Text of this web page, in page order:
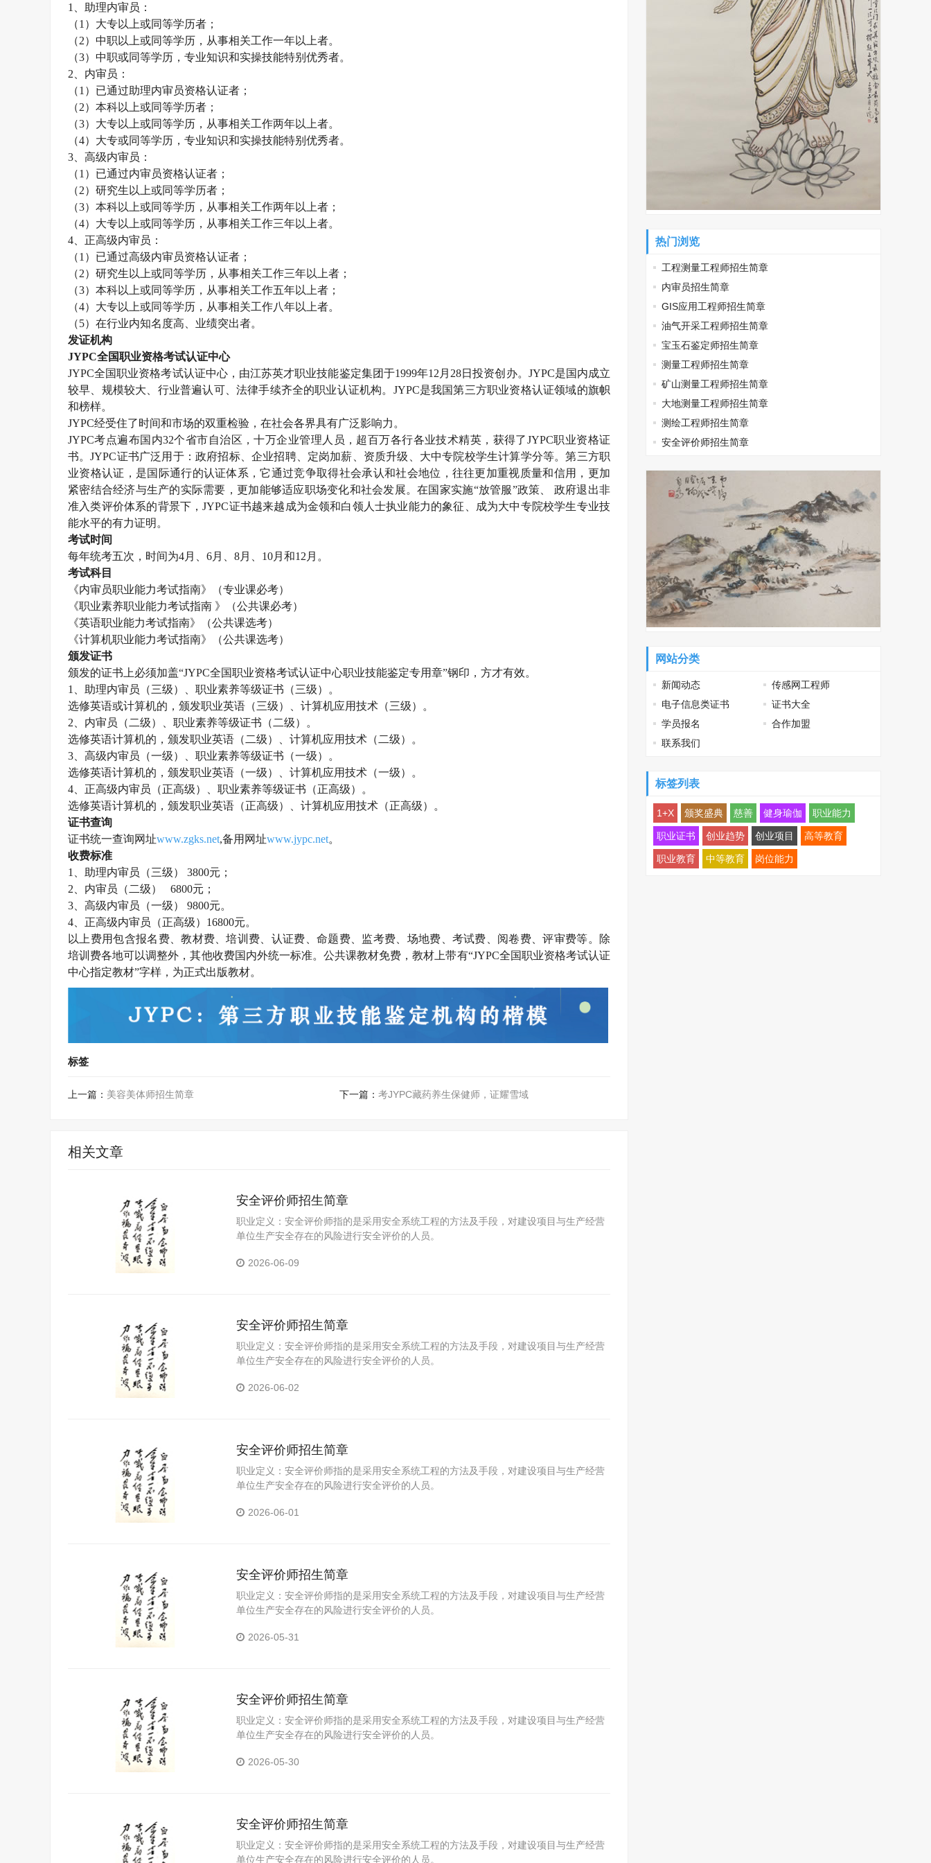
1、助理内审员 ：
（1）大专以上或同等学历者；
（2）中职以上或同等学历，从事相关工作一年以上者。
（3）中职或同等学历，专业知识和实操技能特别优秀者。
2、 内审员 ：
（1）已通过助理内审员资格认证者；
（2）本科以上或同等学历者；
（3）大专以上或同等学历，从事相关工作两年以上者。
（4）大专或同等学历，专业知识和实操技能特别优秀者。
3、高级内审员 ：
（1）已通过内审员资格认证者；
（2）研究生以上或同等学历者；
（3）本科以上或同等学历，从事相关工作两年以上者；
（4）大专以上或同等学历，从事相关工作三年以上者。
4、正高级内审员 ：
（1）已通过高级内审员资格认证者；
（2）研究生以上或同等学历，从事相关工作三年以上者；
（3）本科以上或同等学历，从事相关工作五年以上者；
（4）大专以上或同等学历，从事相关工作八年以上者。
（5）在行业内知名度高、业绩突出者。
发证机构
JYPC全国职业资格考试认证中心
JYPC全国职业资格考试认证中心，由江苏英才职业技能鉴定集团于1999年12月28日投资创办。JYPC是国内成立
较早、规模较大、行业普遍认可、法律手续齐全的职业认证机构。JYPC是我国第三方职业资格认证领域的旗帜
和榜样。
JYPC经受住了时间和市场的双重检验，在社会各界具有广泛影响力。
JYPC考点遍布国内32个省市自治区，十万企业管理人员，超百万各行各业技术精英，获得了JYPC职业资格证
书。JYPC证书广泛用于：政府招标、企业招聘、定岗加薪、资质升级、大中专院校学生计算学分等。第三方职
业资格认证，是国际通行的认证体系，它通过竞争取得社会承认和社会地位，往往更加重视质量和信用，更加
紧密结合经济与生产的实际需要，更加能够适应职场变化和社会发展。在国家实施“放管服”政策、 政府退出非
准入类评价体系的背景下，JYPC证书越来越成为金领和白领人士执业能力的象征、成为大中专院校学生专业技
能水平的有力证明。
考试时间
每年统考五次，时间为4月、6月、8月、10月和12月。
考试科目
《内审员职业能力考试指南》（专业课必考）
《职业素养职业能力考试指南 》（公共课必考）
《英语职业能力考试指南》（公共课选考）
《计算机职业能力考试指南》（公共课选考）
颁发证书
颁发的证书上必须加盖“JYPC全国职业资格考试认证中心职业技能鉴定专用章”钢印，方才有效。
1、助理内审员（三级）、职业素养等级证书（三级）。
选修英语或计算机的，颁发职业英语（三级）、计算机应用技术（三级）。
2、内审员（二级）、职业素养等级证书（二级）。
选修英语计算机的，颁发职业英语（二级）、计算机应用技术（二级）。
3、高级内审员（一级）、职业素养等级证书（一级）。
选修英语计算机的，颁发职业英语（一级）、计算机应用技术（一级）。
4、正高级内审员（正高级）、职业素养等级证书（正高级）。
选修英语计算机的，颁发职业英语（正高级）、计算机应用技术（正高级）。
证书查询
证书统一查询网址www.zgks.net,备用网址www.jypc.net。
收费标准
1、助理内审员 （三级）
3800元；
2、 内审员 （二级）
6800元；
3、高级内审员 （一级）
9800元。
4、正高级内审员 （正高级） 16800元。
以上费用包含报名费、教材费、培训费、认证费、命题费、监考费、场地费、考试费、阅卷费、评审费等。除
培训费各地可以调整外，其他收费国内外统一标准。公共课教材免费，教材上带有“JYPC全国职业资格考试认证
中心指定教材”字样，为正式出版教材。
标签
上一篇： 美容美体师招生简章 下一篇： 考JYPC藏药养生保健师，证耀雪域
相关文章
安全评价师招生简章
职业定义：安全评价师指的是采用安全系统工程的方法及手段，对建设项目与生产经营
单位生产安全存在的风险进行安全评价的人员。
2026-06-09
安全评价师招生简章
职业定义：安全评价师指的是采用安全系统工程的方法及手段，对建设项目与生产经营
单位生产安全存在的风险进行安全评价的人员。
2026-06-02
安全评价师招生简章
职业定义：安全评价师指的是采用安全系统工程的方法及手段，对建设项目与生产经营
单位生产安全存在的风险进行安全评价的人员。
2026-06-01
安全评价师招生简章
职业定义：安全评价师指的是采用安全系统工程的方法及手段，对建设项目与生产经营
单位生产安全存在的风险进行安全评价的人员。
2026-05-31
安全评价师招生简章
职业定义：安全评价师指的是采用安全系统工程的方法及手段，对建设项目与生产经营
单位生产安全存在的风险进行安全评价的人员。
2026-05-30
安全评价师招生简章
职业定义：安全评价师指的是采用安全系统工程的方法及手段，对建设项目与生产经营
单位生产安全存在的风险进行安全评价的人员。
热门浏览
工程测量工程师招生简章
内审员招生简章
GIS应用工程师招生简章
油气开采工程师招生简章
宝玉石鉴定师招生简章
测量工程师招生简章
矿山测量工程师招生简章
大地测量工程师招生简章
测绘工程师招生简章
安全评价师招生简章
网站分类
新闻动态
传感网工程师
电子信息类证书
证书大全
学员报名
合作加盟
联系我们
标签列表
1+X 颁奖盛典 慈善 健身瑜伽 职业能力
职业证书 创业趋势 创业项目 高等教育
职业教育 中等教育 岗位能力